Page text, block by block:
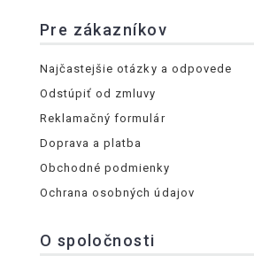
Pre zákazníkov
Najčastejšie otázky a odpovede
Odstúpiť od zmluvy
Reklamačný formulár
Doprava a platba
Obchodné podmienky
Ochrana osobných údajov
O spoločnosti